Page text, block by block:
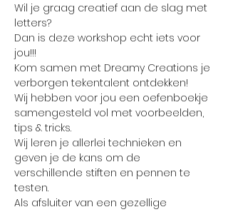
Wil je graag creatief aan de slag met
letters?
Dan is deze workshop echt iets voor
jou!!!
Kom samen met Dreamy Creations je
verborgen tekentalent ontdekken!
Wij hebben voor jou een oefenboekje
samengesteld vol met voorbeelden,
tips & tricks.
Wij leren je allerlei technieken en
geven je de kans om de
verschillende stiften en pennen te
testen.
Als afsluiter van een gezellige